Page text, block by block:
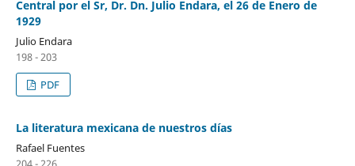
Central por el Sr, Dr. Dn. Julio Endara, el 26 de Enero de
1929
Julio Endara
198 - 203
PDF
La literatura mexicana de nuestros días
Rafael Fuentes